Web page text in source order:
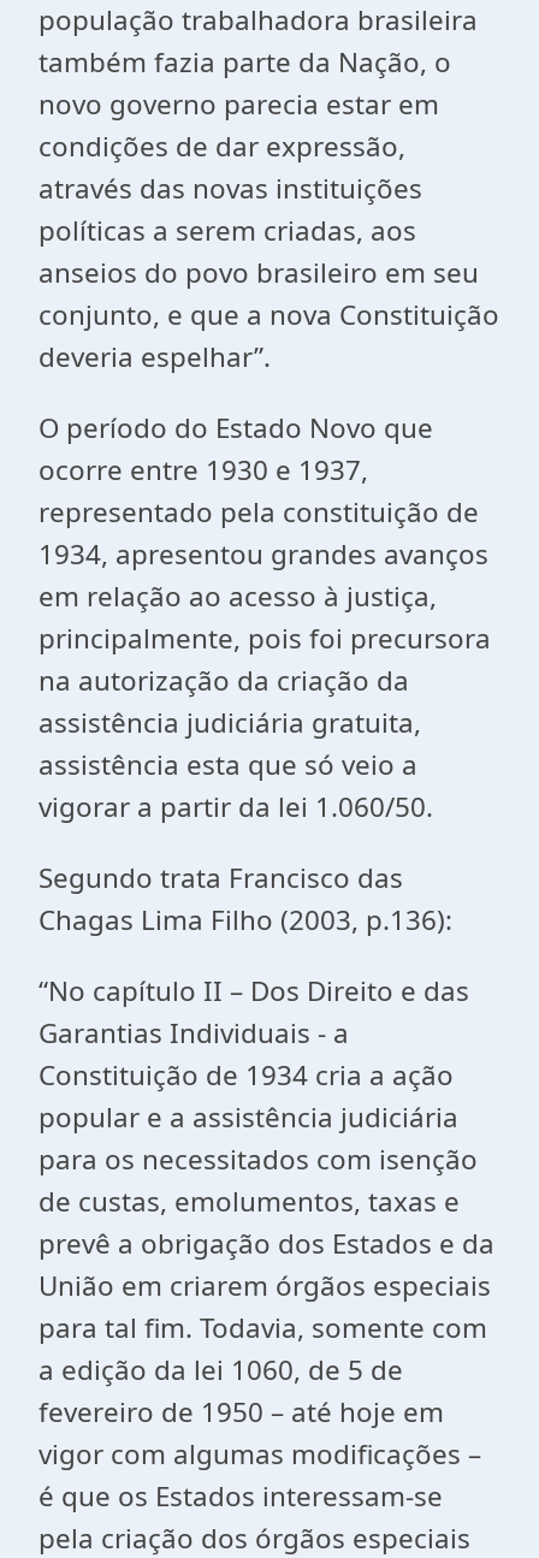
população trabalhadora brasileira
também fazia parte da Nação, o
novo governo parecia estar em
condições de dar expressão,
através das novas instituições
políticas a serem criadas, aos
anseios do povo brasileiro em seu
conjunto, e que a nova Constituição
deveria espelhar”.
O período do Estado Novo que
ocorre entre 1930 e 1937,
representado pela constituição de
1934, apresentou grandes avanços
em relação ao acesso à justiça,
principalmente, pois foi precursora
na autorização da criação da
assistência judiciária gratuita,
assistência esta que só veio a
vigorar a partir da lei 1.060/50.
Segundo trata Francisco das
Chagas Lima Filho (2003, p.136):
“No capítulo II – Dos Direito e das
Garantias Individuais - a
Constituição de 1934 cria a ação
popular e a assistência judiciária
para os necessitados com isenção
de custas, emolumentos, taxas e
prevê a obrigação dos Estados e da
União em criarem órgãos especiais
para tal fim. Todavia, somente com
a edição da lei 1060, de 5 de
fevereiro de 1950 – até hoje em
vigor com algumas modificações –
é que os Estados interessam-se
pela criação dos órgãos especiais